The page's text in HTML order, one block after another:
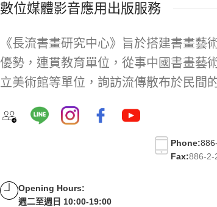
數位媒體影音應用出版服務
《長流書畫研究中心》旨於搭建書畫
優勢，連貫教育單位，從事中國書畫藝
立美術館等單位，詢訪流傳散布於民間
Phone:
Fax:886-2-
Opening Hours:
週二至週日 10:00-19:00